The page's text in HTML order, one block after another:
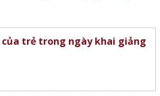
của trẻ trong ngày khai giảng